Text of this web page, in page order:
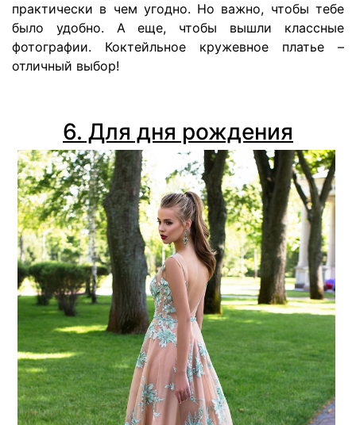
практически в чем угодно. Но важно, чтобы тебе
было удобно. А еще, чтобы вышли классные
фотографии. Коктейльное кружевное платье –
отличный выбор!
6. Для дня рождения